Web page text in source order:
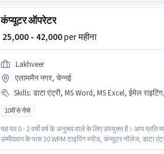
कंप्यूटर ऑपरेटर
₹ 25,000 - 42,000per महीना
Lakhveer
एलाममैन नगर, चेन्नई
Skills: डाटा एंट्री, MS Word, MS Excel, ईमेल राइटिंग, इंटरनेट
10वीं से नीचे
यह पद 0 - 2 वर्षो वर्ष के अनुभव वाले के लिए उपयुक्त है। आप प्रति
उम्मीदवार के पास 30 WPM टाइपिंग स्पीड, कंप्यूटर नॉलेज, डाटा